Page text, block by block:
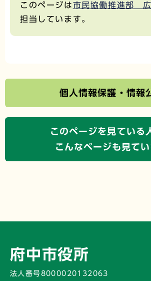
このページは市民協働推進部
担当しています。
個人情報保護・情報
このページを見ている
こんなページも見て
府中市役所
法人番号8000020132063